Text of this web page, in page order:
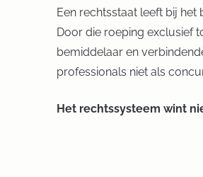
Een rechtsstaat leeft bij het
Door die roeping exclusief
bemiddelaar en
professionals niet als
Het rechtssysteem wint